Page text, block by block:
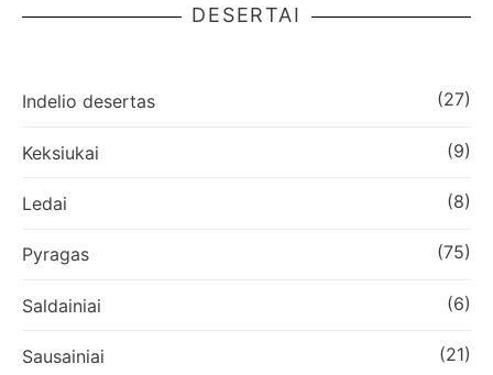
DESERTAI
Indelio desertas (27)
Keksiukai (9)
Ledai (8)
Pyragas (75)
Saldainiai (6)
Sausainiai (21)